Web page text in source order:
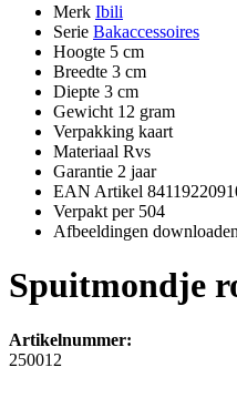
Merk Ibili
Serie Bakaccessoires
Hoogte 5 cm
Breedte 3 cm
Diepte 3 cm
Gewicht 12 gram
Verpakking kaart
Materiaal Rvs
Garantie 2 jaar
EAN Artikel
Verpakt per 504
Afbeeldingen
Spuitmondje
Artikelnummer:
250012